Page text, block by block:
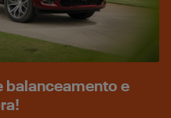
balanceamento e